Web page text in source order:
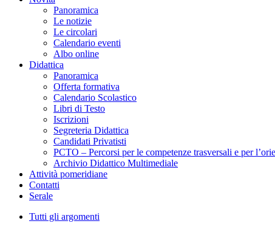
Panoramica
Le notizie
Le circolari
Calendario eventi
Albo online
Didattica
Panoramica
Offerta formativa
Calendario Scolastico
Libri di Testo
Iscrizioni
Segreteria Didattica
Candidati Privatisti
PCTO – Percorsi per le competenze trasversali e per
Archivio Didattico Multimediale
Attività pomeridiane
Contatti
Serale
Tutti gli argomenti